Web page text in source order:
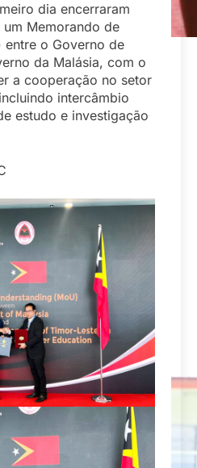
dia encerraram
Memorando de
entre o Governo de
da Malásia, com o
a cooperação no setor
intercâmbio
estudo e investigação